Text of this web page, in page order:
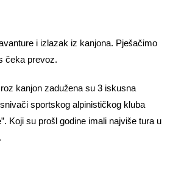
i izlazak iz kanjona. Pješačimo
čeka prevoz.
kanjon zadužena su 3 iskusna
sportskog alpinističkog kluba
Koji su prošl godine imali najviše tura u
50.